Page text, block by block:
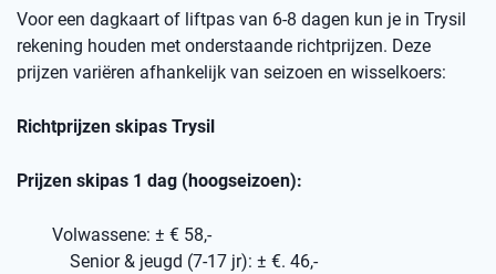
Voor een dagkaart of liftpas van 6-8 dagen kun je in Trysil
rekening houden met onderstaande richtprijzen. Deze
prijzen variëren afhankelijk van seizoen en wisselkoers:
Richtprijzen skipas Trysil
Prijzen skipas 1 dag (hoogseizoen):
Volwassene: ± € 58,-
Senior & jeugd (7-17 jr): ± €. 46,-